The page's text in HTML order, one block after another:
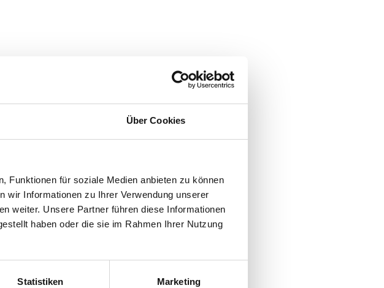
Über Cookies
Funktionen für soziale Medien anbieten zu können
wir Informationen zu Ihrer Verwendung unserer
weiter. Unsere Partner führen diese Informationen
haben oder die sie im Rahmen Ihrer Nutzung
Statistiken Marketing
Zitrone
besonders geeignet für Brat- und
g